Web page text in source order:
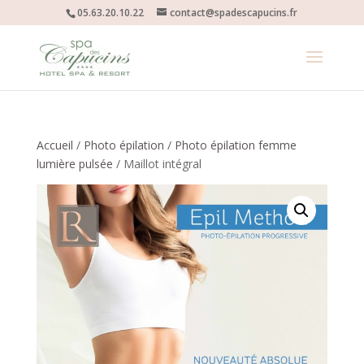
05.63.20.10.22 contact@spadescapucins.fr
Accueil / Photo épilation / Photo épilation femme
lumière pulsée / Maillot intégral